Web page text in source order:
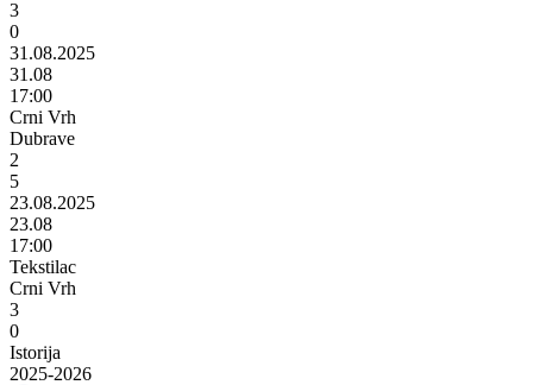
3
0
31.08.2025
31.08
17:00
Crni Vrh
Dubrave
2
5
23.08.2025
23.08
17:00
Tekstilac
Crni Vrh
3
0
Istorija
2025-2026